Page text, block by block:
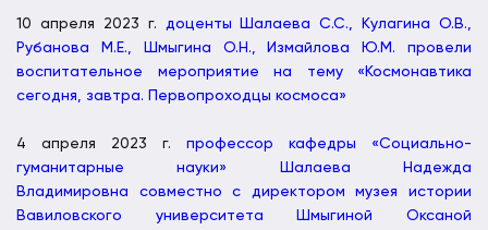
10 апреля 2023 г.
доценты Шалаева С.С., Кулагина О.В.,
Рубанова М.Е., Шмыгина О.Н., Измайлова Ю.М. провели
воспитательное мероприятие на тему «Космонавтика
сегодня, завтра. Первопроходцы космоса»
4 апреля 2023 г. профессор кафедры «Социально-
гуманитарные науки» Шалаева Надежда
Владимировна совместно с директором музея истории
Вавиловского университета Шмыгиной Оксаной